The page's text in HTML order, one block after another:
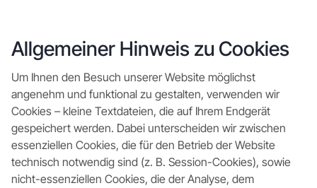
Allgemeiner Hinweis zu Cookies
Um Ihnen den Besuch unserer Website möglichst
angenehm und funktional zu gestalten, verwenden wir
Cookies – kleine Textdateien, die auf Ihrem Endgerät
gespeichert werden. Dabei unterscheiden wir zwischen
essenziellen Cookies, die für den Betrieb der Website
technisch notwendig sind (z. B. Session-Cookies), sowie
nicht-essenziellen Cookies, die der Analyse, dem